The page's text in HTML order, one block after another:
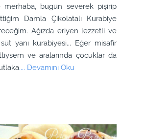
merhaba, bugün severek pişirip
Damla Çikolatalı Kurabiye
Ağızda eriyen lezzetli ve
yanı kurabiyesi... Eğer misafir
ve aralarında çocuklar da
.... Devamını Oku